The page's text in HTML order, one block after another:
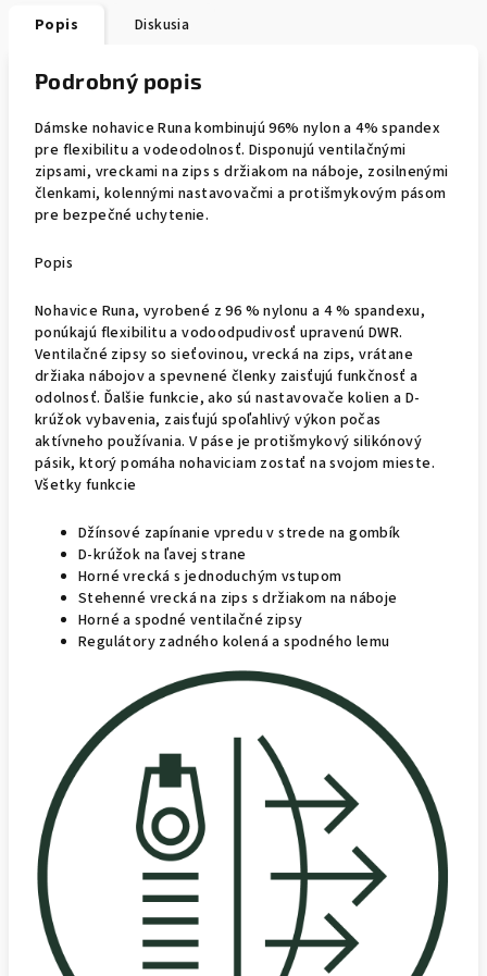
Popis Diskusia
Podrobný popis
Dámske nohavice Runa kombinujú 96% nylon a 4% spandex
pre flexibilitu a vodeodolnosť. Disponujú ventilačnými
zipsami, vreckami na zips s držiakom na náboje, zosilnenými
členkami, kolennými nastavovačmi a protišmykovým pásom
pre bezpečné uchytenie.
Popis
Nohavice Runa, vyrobené z 96 % nylonu a 4 % spandexu,
ponúkajú flexibilitu a vodoodpudivosť upravenú DWR.
Ventilačné zipsy so sieťovinou, vrecká na zips, vrátane
držiaka nábojov a spevnené členky zaisťujú funkčnosť a
odolnosť. Ďalšie funkcie, ako sú nastavovače kolien a D-
krúžok vybavenia, zaisťujú spoľahlivý výkon počas
aktívneho používania. V páse je protišmykový silikónový
pásik, ktorý pomáha nohaviciam zostať na svojom mieste.
Všetky funkcie
Džínsové zapínanie vpredu v strede na gombík
D-krúžok na ľavej strane
Horné vrecká s jednoduchým vstupom
Stehenné vrecká na zips s držiakom na náboje
Horné a spodné ventilačné zipsy
Regulátory zadného kolená a spodného lemu